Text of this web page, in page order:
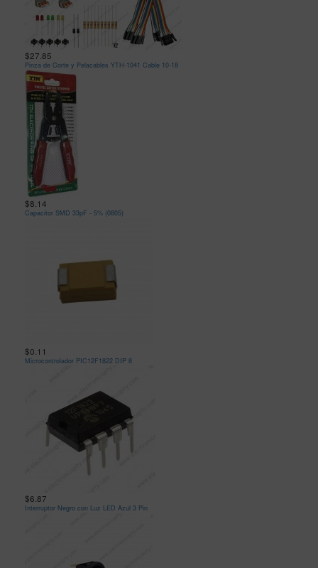
$27.85
Pinza de Corte y Pelacables YTH-1041 Cable 10-18
$8.14
Capacitor SMD 33pF - 5% (0805)
$0.11
Microcontrolador PIC12F1822 DIP 8
$6.87
Interruptor Negro con Luz LED Azul 3 Pin